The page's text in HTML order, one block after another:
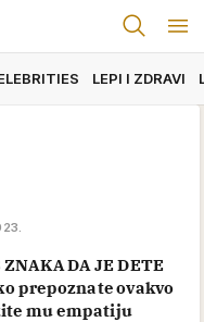
LEPI I ZDRAVI
ZNAKA DA JE DETE
prepoznate ovakvo
mu empatiju